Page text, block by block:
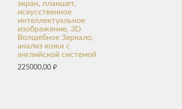
экран, планшет,
искусственное
интеллектуальное
изображение, 3D
Волшебное Зеркало,
анализ кожи с
английской системой
225000,00₽